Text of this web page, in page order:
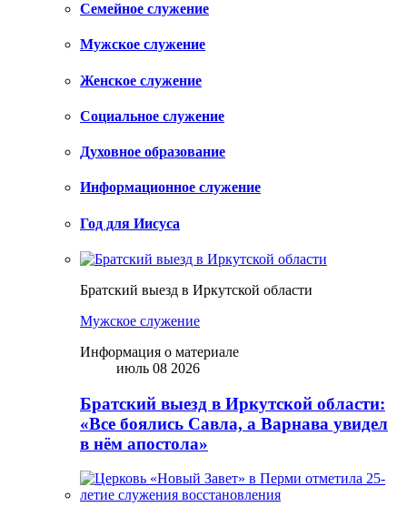
Семейное служение
Мужское служение
Женское служение
Социальное служение
Духовное образование
Информационное служение
Год для Иисуса
Братский выезд в Иркутской области
Мужское служение
Информация о материале
июль 08 2026
Братский выезд в Иркутской области:
«Все боялись Савла, а Варнава увидел
в нём апостола»